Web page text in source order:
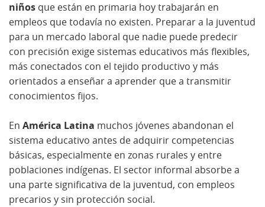
niños que están en primaria hoy trabajarán en
empleos que todavía no existen. Preparar a la juventud
para un mercado laboral que nadie puede predecir
con precisión exige sistemas educativos más flexibles,
más conectados con el tejido productivo y más
orientados a enseñar a aprender que a transmitir
conocimientos fijos.
En América Latina muchos jóvenes abandonan el
sistema educativo antes de adquirir competencias
básicas, especialmente en zonas rurales y entre
poblaciones indígenas. El sector informal absorbe a
una parte significativa de la juventud, con empleos
precarios y sin protección social.